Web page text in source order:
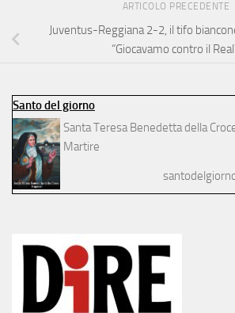
ARTICOLO PRECEDENTE
Juventus-Reggiana 2-2, il tifo
“Giocavamo contro il
Santo del giorno
Santa Teresa Benedetta della
Martire